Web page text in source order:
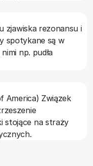
zjawiska rezonansu i
spotykane są w
np. pudła
America) Związek
stojące na straży